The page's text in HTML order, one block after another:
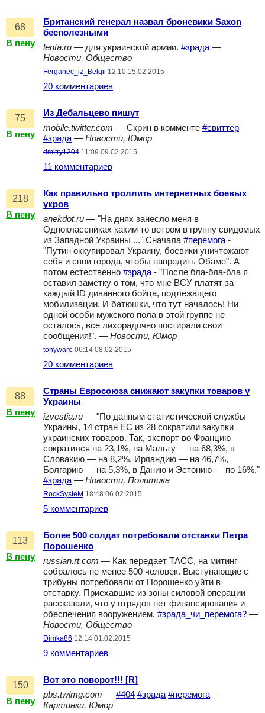
68
В пену
Британский генерал назвал броневики Saxon
бесполезными
lenta.ru — для украинской армии. #зрада —
Новости, Общество
Ferganec_iz_Belgii 12:10 15.02.2015
20 комментариев
75
В пену
Из Дебальцево пишут
mobile.twitter.com — Скрин в комменте #свиттер
#зрада — Новости, Юмор
dmitry1204 11:09 09.02.2015
11 комментариев
218
В пену
Как правильно троллить интернетных боевых
укров
anekdot.ru — "На днях занесло меня в
Одноклассниках каким то ветром в группу свидомых
из Западной Украины ..." Сначала #перемога -
"Путин оккупировал Украину, боевики уничтожают
себя и свои города, чтобы навредить Обаме". А
потом естественно #зрада - "После бла-бла-бла я
оставил заметку о том, что мне ВСУ платят за
каждый ID диванного бойца, подлежащего
мобилизации. И батюшки, что тут началось! Ни
одной особи мужского пола в этой группе не
осталось, все лихорадочно постирали свои
сообщения!". — Новости, Юмор
tonyware 06:14 08.02.2015
20 комментариев
88
В пену
Страны Евросоюза снижают закупки товаров у
Украины
izvestia.ru — "По данным статистической службы
Украины, 14 стран ЕС из 28 сократили закупки
украинских товаров. Так, экспорт во Францию
сократился на 23,1%, на Мальту — на 68,3%, в
Словакию — на 8,2%, Ирландию — на 46,7%,
Болгарию — на 5,3%, в Данию и Эстонию — по 16%."
#зрада — Новости, Политика
RockSysteM 18:48 06.02.2015
5 комментариев
113
В пену
​Более 500 солдат потребовали отставки Петра
Порошенко
russian.rt.com — Как передает ТАСС, на митинг
собралось не менее 500 человек. Выступающие с
трибуны потребовали от Порошенко уйти в
отставку. Приехавшие из зоны силовой операции
рассказали, что у отрядов нет финансирования и
обеспечения вооружением. #зрада_чи_перемога? —
Новости, Общество
Dimka86 12:14 01.02.2015
9 комментариев
150
В пену
Вот это поворот!!! [R]
pbs.twimg.com — #404 #зрада #перемога —
Картинки, Юмор